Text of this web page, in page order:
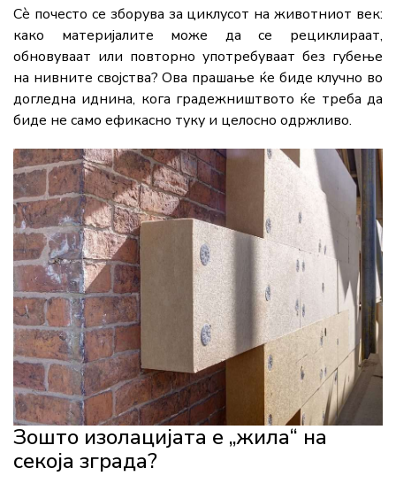
Сè почесто се зборува за циклусот на животниот век:
како материјалите може да се рециклираат,
обновуваат или повторно употребуваат без губење
на нивните својства? Ова прашање ќе биде клучно во
догледна иднина, кога градежништвото ќе треба да
биде не само ефикасно туку и целосно одржливо.
Зошто изолацијата е „жила“ на
секоја зграда?